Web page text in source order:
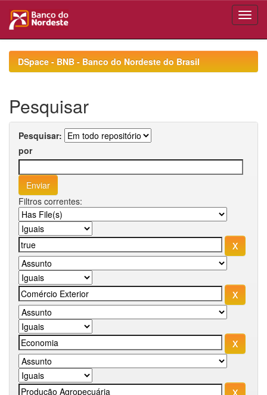
navigationDSpace - BNB - Banco do Nordeste do Brasil
Pesquisar
Pesquisar:
por
Filtros correntes: